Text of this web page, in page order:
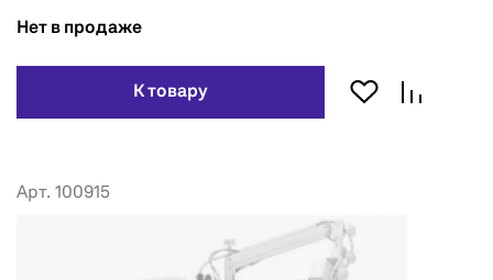
Нет в продаже
К товару
Арт. 100915